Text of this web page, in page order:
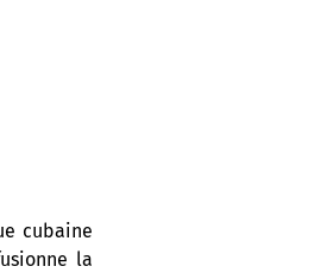
cubaine
la